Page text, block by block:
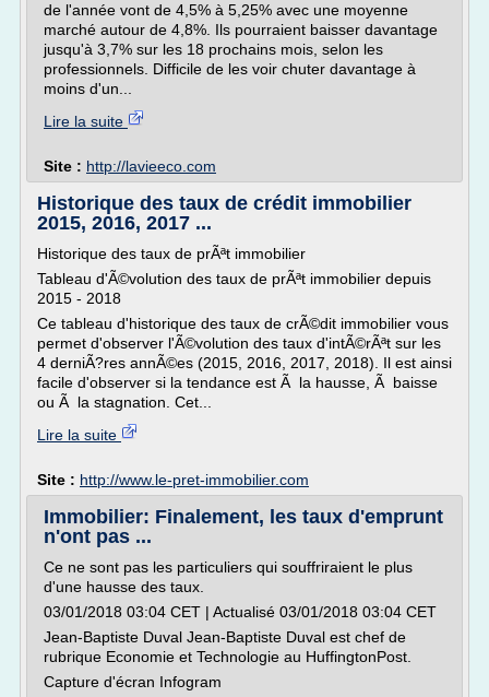
de l'année vont de 4,5% à 5,25% avec une moyenne
marché autour de 4,8%. Ils pourraient baisser davantage
jusqu'à 3,7% sur les 18 prochains mois, selon les
professionnels. Difficile de les voir chuter davantage à
moins d'un...
Lire la suite
Site : http://lavieeco.com
Historique des taux de crédit immobilier
2015, 2016, 2017 ...
Historique des taux de prÃªt immobilier
Tableau d'Ã©volution des taux de prÃªt immobilier depuis
2015 - 2018
Ce tableau d'historique des taux de crÃ©dit immobilier vous
permet d'observer l'Ã©volution des taux d'intÃ©rÃªt sur les
4 derniÃ?res annÃ©es (2015, 2016, 2017, 2018). Il est ainsi
facile d'observer si la tendance est Ã la hausse, Ã baisse
ou Ã la stagnation. Cet...
Lire la suite
Site : http://www.le-pret-immobilier.com
Immobilier: Finalement, les taux d'emprunt
n'ont pas ...
Ce ne sont pas les particuliers qui souffriraient le plus
d'une hausse des taux.
03/01/2018 03:04 CET | Actualisé 03/01/2018 03:04 CET
Jean-Baptiste Duval Jean-Baptiste Duval est chef de
rubrique Economie et Technologie au HuffingtonPost.
Capture d'écran Infogram